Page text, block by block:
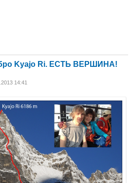
Kyajo Ri. ЕСТЬ ВЕРШИНА!
14:41